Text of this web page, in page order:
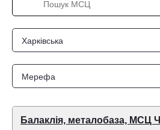
Харківська
Мерефа
Балаклія, металобаза, МСЦ